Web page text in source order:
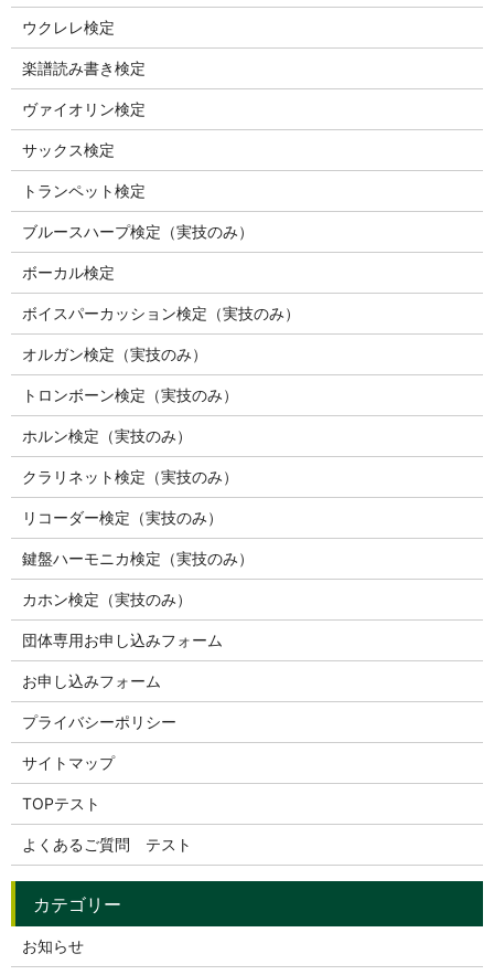
ウクレレ検定
楽譜読み書き検定
ヴァイオリン検定
サックス検定
トランペット検定
ブルースハープ検定（実技のみ）
ボーカル検定
ボイスパーカッション検定（実技のみ）
オルガン検定（実技のみ）
トロンボーン検定（実技のみ）
ホルン検定（実技のみ）
クラリネット検定（実技のみ）
リコーダー検定（実技のみ）
鍵盤ハーモニカ検定（実技のみ）
カホン検定（実技のみ）
団体専用お申し込みフォーム
お申し込みフォーム
プライバシーポリシー
サイトマップ
TOPテスト
よくあるご質問 テスト
お知らせ